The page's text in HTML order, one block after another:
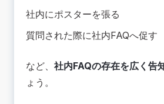
社内にポスターを張る
質問された際に社内FAQへ促す
など、 社内FAQの存在を広く告
ょう。